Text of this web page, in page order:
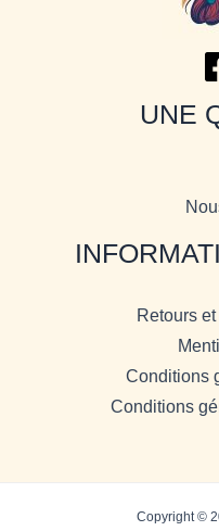
UNE
Retours
Conditions
Conditions
Copyright ©